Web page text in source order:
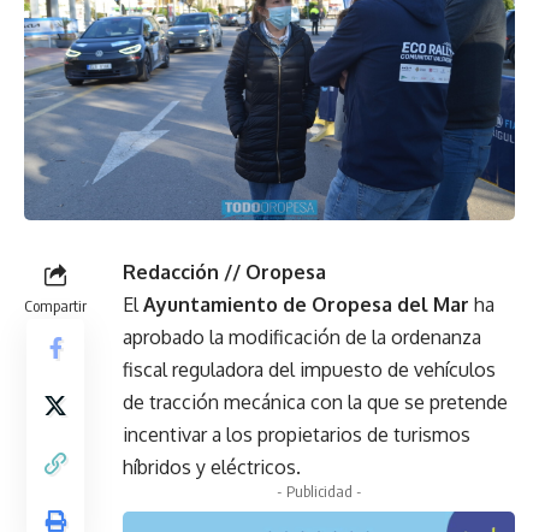
Compartir
Redacción // Oropesa
ElAyuntamiento de Oropesa del Mar ha
aprobado la modificación de la ordenanza
fiscal reguladora del impuesto de vehículos
de tracción mecánica con la que se pretende
incentivar a los propietarios de turismos
híbridos y eléctricos.
- Publicidad -